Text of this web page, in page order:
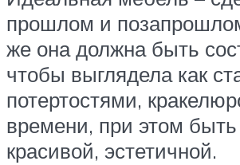
прошлом и
же она должна быть
чтобы выглядела как
потертостями,
времени, при этом быть
красивой, эстетичной.